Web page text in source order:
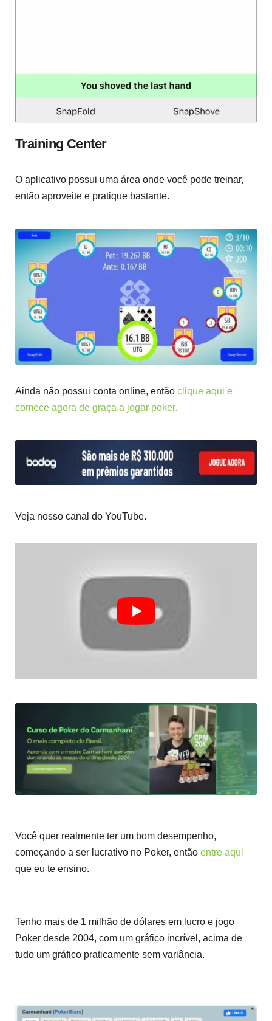
Training Center
O aplicativo possui uma área onde você pode treinar,
então aproveite e pratique bastante.
Ainda não possui conta online, então clique aqui e
comece agora de graça a jogar poker.
Veja nosso canal do YouTube.
Você quer realmente ter um bom desempenho,
começando a ser lucrativo no Poker, então entre aqui
que eu te ensino.
Tenho mais de 1 milhão de dólares em lucro e jogo
Poker desde 2004, com um gráfico incrível, acima de
tudo um gráfico praticamente sem variância.